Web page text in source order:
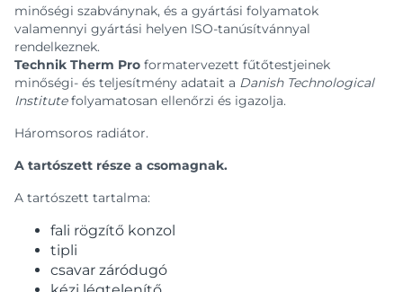
minőségi szabványnak, és a gyártási folyamatok
valamennyi gyártási helyen ISO-tanúsítvánnyal
rendelkeznek.
Technik Therm Pro formatervezett fűtőtestjeinek
minőségi- és teljesítmény adatait a Danish Technological
Institutefolyamatosan ellenőrzi és igazolja.
Háromsoros radiátor.
A tartószett része a csomagnak.
A tartószett tartalma:
fali rögzítő konzol
tipli
csavar záródugó